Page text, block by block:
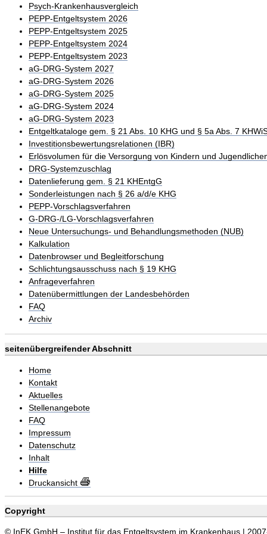
Psych-Krankenhausvergleich
PEPP-Entgeltsystem 2026
PEPP-Entgeltsystem 2025
PEPP-Entgeltsystem 2024
PEPP-Entgeltsystem 2023
aG-DRG-System 2027
aG-DRG-System 2026
aG-DRG-System 2025
aG-DRG-System 2024
aG-DRG-System 2023
Entgeltkataloge gem. § 21 Abs. 10 KHG und § 5a Abs. 7
Investitionsbewertungsrelationen (IBR)
Erlösvolumen für die Versorgung von Kindern und
DRG-Systemzuschlag
Datenlieferung gem. § 21 KHEntgG
Sonderleistungen nach § 26 a/d/e KHG
PEPP-Vorschlagsverfahren
G-DRG-/LG-Vorschlagsverfahren
Neue Untersuchungs- und Behandlungsmethoden (NUB)
Kalkulation
Datenbrowser und Begleitforschung
Schlichtungsausschuss nach § 19 KHG
Anfrageverfahren
Datenübermittlungen der Landesbehörden
FAQ
Archiv
seitenübergreifender Abschnitt
Home
Kontakt
Aktuelles
Stellenangebote
FAQ
Impressum
Datenschutz
Inhalt
Hilfe
Druckansicht
Copyright
© InEK GmbH – Institut für das Entgeltsystem im Krankenhaus |